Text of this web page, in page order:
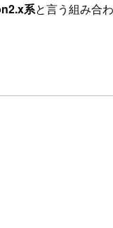
系と言う組み合わ